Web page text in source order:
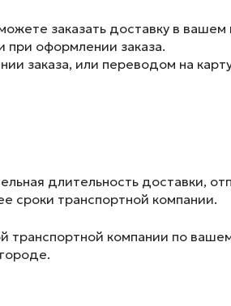
заказать доставку в
при оформлении заказа.
заказа, или переводом на
длительность доставки,
сроки транспортной компании.
транспортной компании по